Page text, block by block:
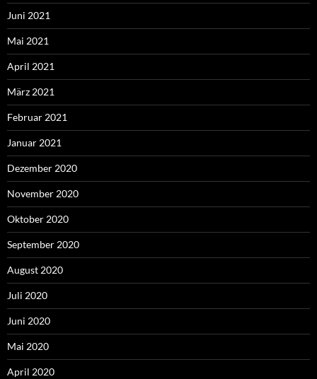
Juni 2021
Mai 2021
April 2021
März 2021
Februar 2021
Januar 2021
Dezember 2020
November 2020
Oktober 2020
September 2020
August 2020
Juli 2020
Juni 2020
Mai 2020
April 2020